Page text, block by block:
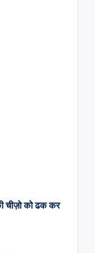
चीज़ो को ढक कर